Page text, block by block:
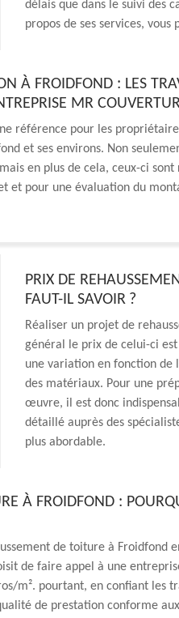
délais que dans le suivi des
propos de ses services,
À FROIDFOND : LES
MR
référence pour les
et ses environs. Non
en plus de cela, ceux-ci
et pour une évaluation du
PRIX DE
FAUT-IL SAVOIR ?
Réaliser un projet de
général le prix de celui-ci
une variation en fonction de
des matériaux. Pour une
œuvre, il est donc
détaillé auprès des
plus abordable.
À FROIDFOND :
de toiture à Froidfond
de faire appel à une
m². pourtant, en confiant les
de prestation conforme